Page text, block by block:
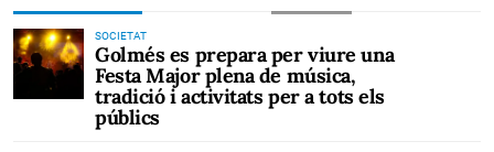
SOCIETAT
Golmés es prepara per viure una
Festa Major plena de música,
tradició i activitats per a tots els
públics